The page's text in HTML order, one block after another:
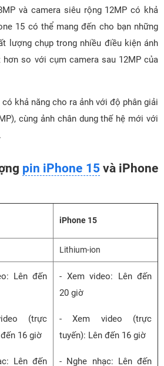
và camera siêu rộng 12MP có khả
15 có thể mang đến cho bạn những
lượng chụp trong nhiều điều kiện ánh
so với cụm camera sau 12MP của
khả năng cho ra ảnh với độ phân giải
cùng ảnh chân dung thế hệ mới với
pin iPhone 15và iPhone
iPhone 15
Lithium-ion
Lên đến
(trực
16 giờ
Lên đến
- Xem video: Lên đến
20 giờ
- Xem video (trực
tuyến): Lên đến 16 giờ
- Nghe nhạc: Lên đến